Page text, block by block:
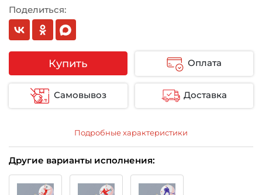
Поделиться:
Купить Оплата
Самовывоз Доставка
Подробные характеристики
Другие варианты исполнения: